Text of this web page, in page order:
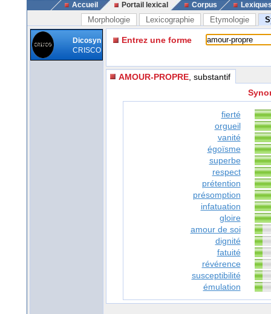
Accueil Portail lexical Corpus
Morphologie Lexicographie Etymologie
Dicosyn
CRISCO
Entrez une forme
AMOUR-PROPRE , substantif
fierté
orgueil
vanité
égoïsme
superbe
respect
prétention
présomption
infatuation
gloire
amour de soi
dignité
fatuité
révérence
susceptibilité
émulation